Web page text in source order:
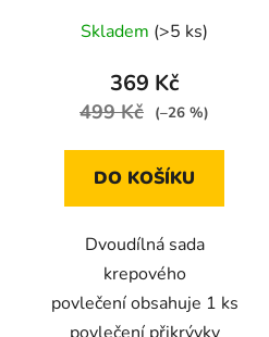
šedým podkladem a
růžovými květy
Skladem (>5 ks)
369 Kč
499 Kč (–26 %)
DO KOŠÍKU
Dvoudílná sada
krepového
povlečení obsahuje 1 ks